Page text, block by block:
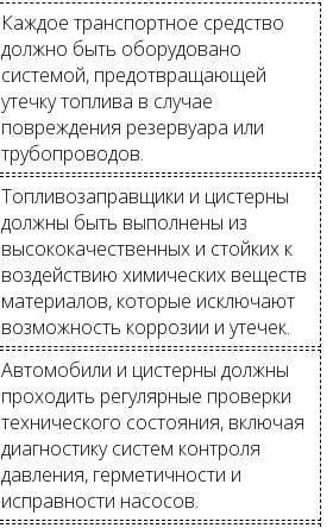
Каждое транспортное средство
должно быть оборудовано
системой, предотвращающей
утечку топлива в случае
повреждения резервуара или
трубопроводов.
Топливозаправщики и цистерны
должны быть выполнены из
высококачественных и стойких к
воздействию химических веществ
материалов, которые исключают
возможность коррозии и утечек.
Автомобили и цистерны должны
проходить регулярные проверки
технического состояния, включая
диагностику систем контроля
давления, герметичности и
исправности насосов.